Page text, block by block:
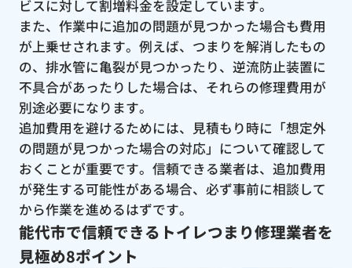
ビスに対して割増料金を設定しています。
また、作業中に追加の問題が見つかった場合も費用
が上乗せされます。例えば、つまりを解消したもの
の、排水管に亀裂が見つかったり、逆流防止装置に
不具合があったりした場合は、それらの修理費用が
別途必要になります。
追加費用を避けるためには、見積もり時に「想定外
の問題が見つかった場合の対応」について確認して
おくことが重要です。信頼できる業者は、追加費用
が発生する可能性がある場合、必ず事前に相談して
から作業を進めるはずです。
能代市で信頼できるトイレつまり修理業者を
見極め8ポイント